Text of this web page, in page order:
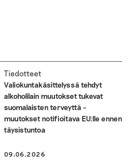
Tiedotteet
Valiokuntakäsittelyssä tehdyt
alkoholilain muutokset tukevat
suomalaisten terveyttä –
muutokset notifioitava EU:lle ennen
täysistuntoa
09.06.2026